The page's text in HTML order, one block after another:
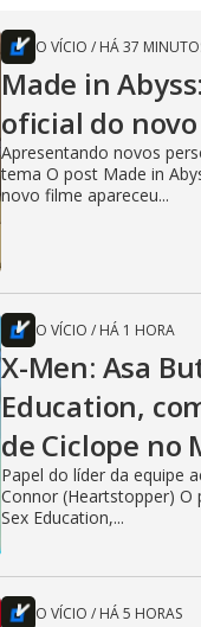
O VÍCIO / HÁ 37
Made in
oficial do
Apresentando novos
tema O post Made in
novo filme apareceu...
O VÍCIO / HÁ 1 HORA
X-Men: Asa
Education,
de Ciclope no
Papel do líder da equipe
Connor (Heartstopper) O
Sex Education,...
O VÍCIO / HÁ 5 HORAS